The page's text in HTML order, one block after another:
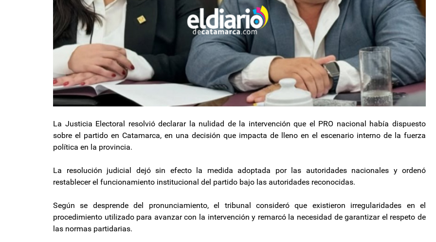
La Justicia Electoral resolvió declarar la nulidad de la intervención que el PRO nacional había dispuesto
sobre el partido en Catamarca, en una decisión que impacta de lleno en el escenario interno de la fuerza
política en la provincia.
La resolución judicial dejó sin efecto la medida adoptada por las autoridades nacionales y ordenó
restablecer el funcionamiento institucional del partido bajo las autoridades reconocidas.
Según se desprende del pronunciamiento, el tribunal consideró que existieron irregularidades en el
procedimiento utilizado para avanzar con la intervención y remarcó la necesidad de garantizar el respeto de
las normas partidarias.